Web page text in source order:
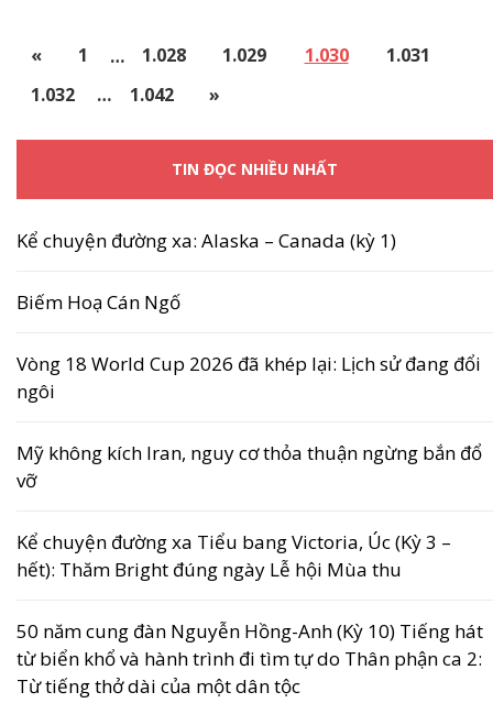
« 1 … 1.028 1.029 1.030
1.031
1.032
… 1.042 »
TIN ĐỌC NHIỀU NHẤT
Kể chuyện đường xa: Alaska – Canada (kỳ 1)
Biếm Hoạ Cán Ngố
Vòng 18 World Cup 2026 đã khép lại: Lịch sử đang đổi
ngôi
Mỹ không kích Iran, nguy cơ thỏa thuận ngừng bắn đổ
vỡ
Kể chuyện đường xa Tiểu bang Victoria, Úc (Kỳ 3 –
hết): Thăm Bright đúng ngày Lễ hội Mùa thu
50 năm cung đàn Nguyễn Hồng-Anh (Kỳ 10) Tiếng hát
từ biển khổ và hành trình đi tìm tự do Thân phận ca 2:
Từ tiếng thở dài của một dân tộc